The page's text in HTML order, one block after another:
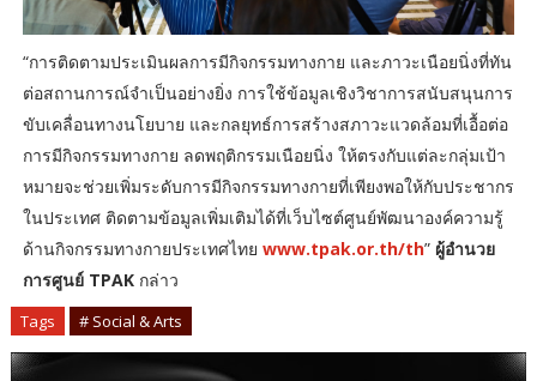
“การติดตามประเมินผลการมีกิจกรรมทางกาย และภาวะเนือยนิ่งที่ทัน
ต่อสถานการณ์จำเป็นอย่างยิ่ง การใช้ข้อมูลเชิงวิชาการสนับสนุนการ
ขับเคลื่อนทางนโยบาย และกลยุทธ์การสร้างสภาวะแวดล้อมที่เอื้อต่อ
การมีกิจกรรมทางกาย ลดพฤติกรรมเนือยนิ่ง ให้ตรงกับแต่ละกลุ่มเป้า
หมายจะช่วยเพิ่มระดับการมีกิจกรรมทางกายที่เพียงพอให้กับประชากร
ในประเทศ ติดตามข้อมูลเพิ่มเติมได้ที่เว็บไซต์ศูนย์พัฒนาองค์ความรู้
ด้านกิจกรรมทางกายประเทศไทย www.tpak.or.th/th” ผู้อำนวย
การศูนย์ TPAKกล่าว
Tags # Social & Arts